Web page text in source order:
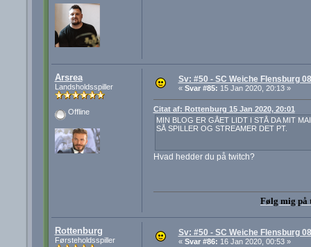
Arsrea
Landsholdsspiller
Offline
Sv: #50 - SC Weiche Flensburg
« Svar #85: 15 Jan 2020, 20:13 »
Citat af: Rottenburg 15 Jan 2020, 20:01
MIN BLOG ER GÅET LIDT I STÅ DA MIT
SÅ SPILLER OG STREAMER DET PT.
Hvad hedder du på twitch?
Følg mig på
Rottenburg
Førsteholdsspiller
Sv: #50 - SC Weiche Flensburg
« Svar #86: 16 Jan 2020, 00:53 »